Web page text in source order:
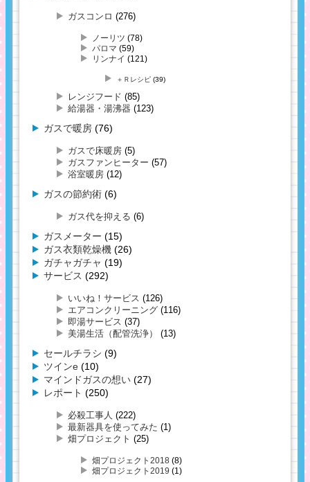
ガスコンロ (276)
ノーリツ (78)
パロマ (59)
リンナイ (121)
＋Ｒレシピ (39)
レンジフード (85)
給湯器・湯沸器 (123)
ガスで暖房 (76)
ガスで床暖房 (5)
ガスファンヒーター (57)
浴室暖房 (12)
ガスの節約術 (6)
ガス代を抑える (6)
ガスメーター (15)
ガス衣類乾燥機 (26)
ガチャガチャ (19)
サービス (292)
いいね！サービス (126)
エアコンクリーニング (116)
即湯サービス (37)
美湯生活（配管洗浄）
(13)
セールチラシ (9)
ツインe (10)
マインドガスの想い (27)
レポート (250)
必殺工事人 (222)
最新器具を使ってみた (1)
畑プロジェクト (25)
畑プロジェクト2018 (8)
畑プロジェクト2019 (1)